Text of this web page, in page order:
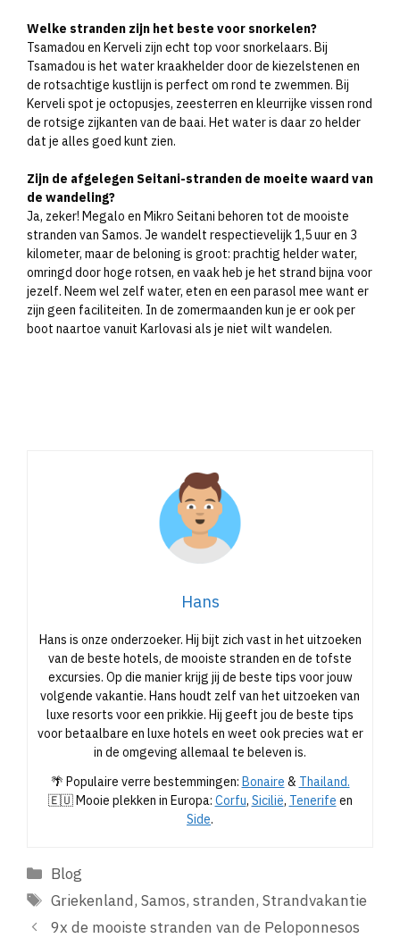
Welke stranden zijn het beste voor snorkelen?
Tsamadou en Kerveli zijn echt top voor snorkelaars. Bij
Tsamadou is het water kraakhelder door de kiezelstenen en
de rotsachtige kustlijn is perfect om rond te zwemmen. Bij
Kerveli spot je octopusjes, zeesterren en kleurrijke vissen rond
de rotsige zijkanten van de baai. Het water is daar zo helder
dat je alles goed kunt zien.
Zijn de afgelegen Seitani-stranden de moeite waard van
de wandeling?
Ja, zeker! Megalo en Mikro Seitani behoren tot de mooiste
stranden van Samos. Je wandelt respectievelijk 1,5 uur en 3
kilometer, maar de beloning is groot: prachtig helder water,
omringd door hoge rotsen, en vaak heb je het strand bijna voor
jezelf. Neem wel zelf water, eten en een parasol mee want er
zijn geen faciliteiten. In de zomermaanden kun je er ook per
boot naartoe vanuit Karlovasi als je niet wilt wandelen.
Hans
Hans is onze onderzoeker. Hij bijt zich vast in het uitzoeken
van de beste hotels, de mooiste stranden en de tofste
excursies. Op die manier krijg jij de beste tips voor jouw
volgende vakantie. Hans houdt zelf van het uitzoeken van
luxe resorts voor een prikkie. Hij geeft jou de beste tips
voor betaalbare en luxe hotels en weet ook precies wat er
in de omgeving allemaal te beleven is.
🌴 Populaire verre bestemmingen: Bonaire & Thailand.
🇪🇺 Mooie plekken in Europa: Corfu, Sicilië, Tenerife en
Side.
Categorieën
Blog
Tags
Griekenland,Samos,stranden,Strandvakantie
9x de mooiste stranden van de Peloponnesos